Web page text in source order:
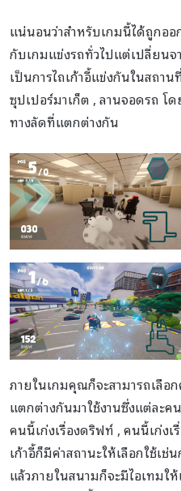
แน่นอนว่าสำหรับเกมนี้ได้ถูกอ
กับเกมแข่งรถทั่วไปแต่เปลี่ยน
เป็นการไถเก้าอี้แข่งกันในสถา
ซุปเปอร์มาเก็ต , ลานจอดรถ โ
ทางลัดที่แตกต่างกัน
ภายในเกมคุณก็จะสามารถเลือ
แตกต่างกันมาใช้งานซึ่งแต่ละค
คนนี้เก่งเรื่องดริฟท์ , คนนี้เก่ง
เก้าอี้ก็มีค่าสถานะให้เลือกใช้เช่
แล้วภายในสนามก็จะมีไอเทมใ